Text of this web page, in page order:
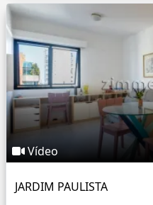
Vídeo
JARDIM PAULISTA